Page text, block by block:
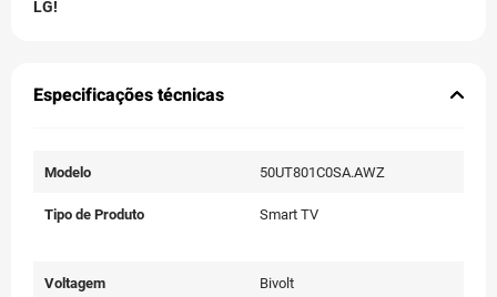
LG!
Especificações técnicas
Modelo 50UT801C0SA.AWZ
Tipo de Produto Smart TV
Voltagem Bivolt